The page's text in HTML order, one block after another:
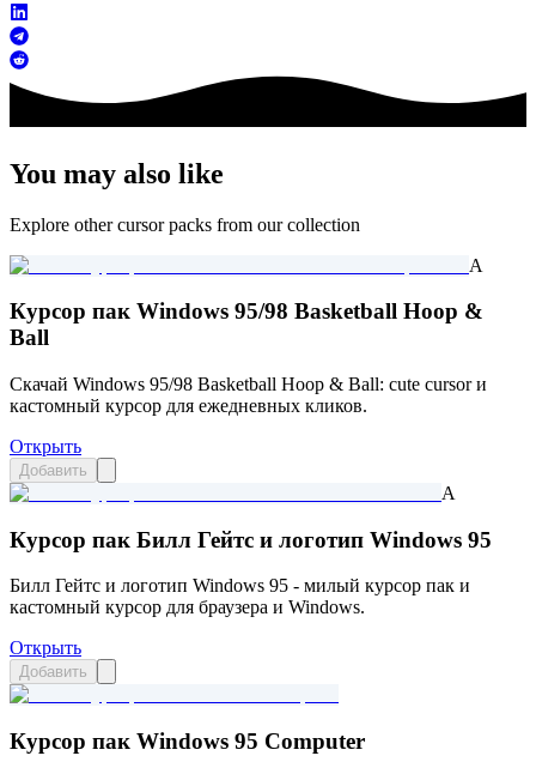
You may also like
Explore other cursor packs from our collection
A
Курсор пак Windows 95/98 Basketball Hoop &
Ball
Скачай Windows 95/98 Basketball Hoop & Ball: cute cursor и
кастомный курсор для ежедневных кликов.
Открыть
Добавить
A
Курсор пак Билл Гейтс и логотип Windows 95
Билл Гейтс и логотип Windows 95 - милый курсор пак и
кастомный курсор для браузера и Windows.
Открыть
Добавить
Курсор пак Windows 95 Computer